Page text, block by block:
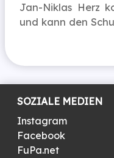
Jan-Niklas Herz
und kann den
SOZIALE MEDIEN
Instagram
Facebook
FuPa.net